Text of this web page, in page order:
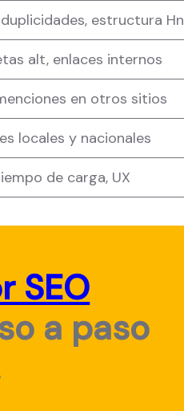
estructura Hn
alt, enlaces internos
en otros sitios
locales y nacionales
de carga, UX
SEO
a paso